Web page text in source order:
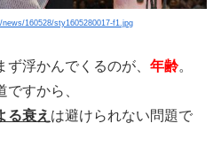
160528/sty1605280017-f1.jpg
浮かんでくるのが、 年齢。
すから、
る衰え は避けられない問題で